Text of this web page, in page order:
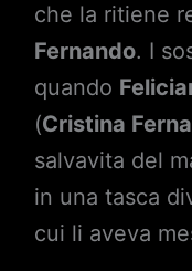
che la ritiene
Fernando. I
quando
(Cristina
salvavita del
in una tasca
cui li aveva